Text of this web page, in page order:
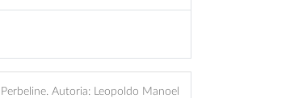
Autoria: Leopoldo Manoel